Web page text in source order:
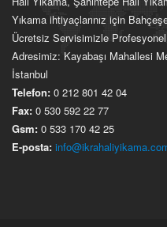
Yıkama ihtiyaçlarınız için
Ücretsiz Servisimizle Profesyonel
Adresimiz: Kayabaşı Mahallesi
İstanbul
Telefon: 0 212 801 42 04
Fax: 0 530 592 22 77
Gsm: 0 533 170 42 25
E-posta: